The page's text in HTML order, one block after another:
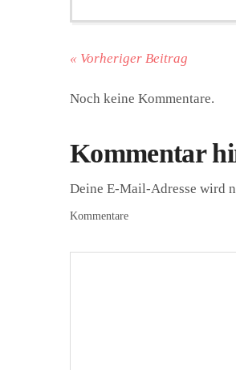
« Vorheriger Beitrag
Noch keine Kommentare.
Kommentar
Deine E-Mail-Adresse wird
Kommentare